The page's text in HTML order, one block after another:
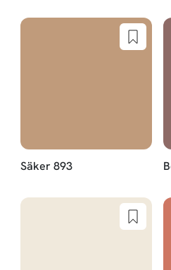
Säker 893